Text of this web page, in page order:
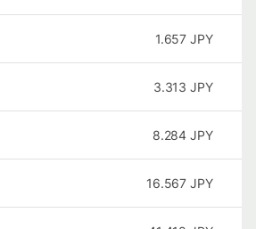
1.657 JPY
3.313 JPY
8.284 JPY
16.567 JPY